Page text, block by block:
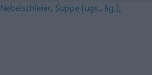
Nebelschleier, Suppe (ugs., fig.),